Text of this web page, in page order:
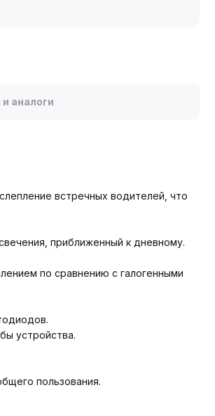
аналоги
встречных водителей, что
приближенный к дневному.
по сравнению с галогенными
устройства.
пользования.